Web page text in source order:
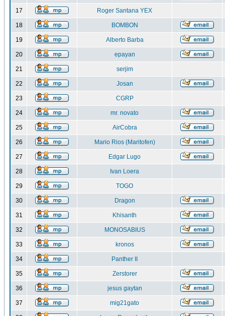
17 Roger Santana YEX
18 BOMBON
19 Alberto Barba
20 epayan
21 serjim
22 Josan
23 CGRP
24 mr. novato
25 AirCobra
26 Mario Rios (Maritofen)
27 Edgar Lugo
28 Ivan Loera
29 TOGO
30 Dragon
31 Khisanth
32 MONOSABIUS
33 kronos
34 Panther II
35 Zerstorer
36 jesus gaytan
37 mig21gato